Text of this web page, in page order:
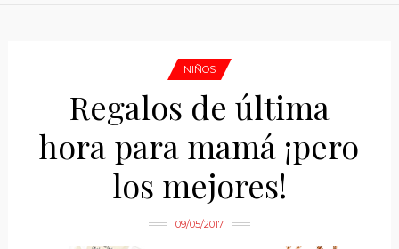
NIÑOS
Regalos de última
hora para mamá ¡pero
los mejores!
09/05/2017